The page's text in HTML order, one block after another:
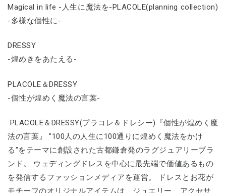
Magical in life -人生に魔法を-PLACOLE(planning collection)
-多様な個性に-
DRESSY
-煌めきをあたえる-
PLACOLE＆DRESSY
-個性が煌めく魔法の言葉-
PLACOLE＆DRESSY(プラコレ＆ドレシー)『個性が煌めく魔
法の言葉』 "100人の人生に100通りに煌めく魔法をかけ
る"をテーマに創設された古都鎌倉発のラグジュアリーブラ
ンド。 ウェディングドレスを中心に最先端で価値あるもの
を発信するファッションメディアを運営。 ドレスとお花が
モチーフのオリジナルアイテムは、ジュエリー、アクセサ